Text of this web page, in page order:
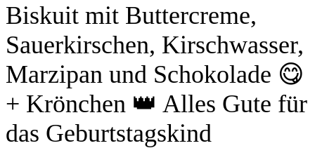
Biskuit mit Buttercreme,
Sauerkirschen, Kirschwasser,
Marzipan und Schokolade 😋
+ Krönchen 👑 Alles Gute für
das Geburtstagskind